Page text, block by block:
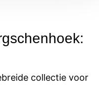
collectie voor